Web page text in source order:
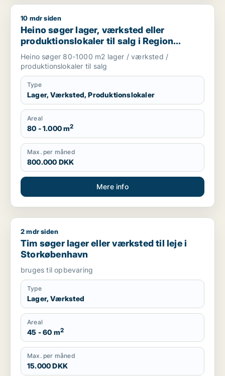
Heino søger lager, værksted eller produktionslokaler til salg
10 mdr siden
Heino søger lager, værksted eller
produktionslokaler til salg i Region
Sjælland
Heino søger 80-1000 m2 lager / værksted /
produktionslokaler til salg
Type
Lager, Værksted, Produktionslokaler
Areal
80 - 1.000 m2
Max. per måned
800.000 DKK
Mere info
Tim søger lager eller værksted til leje i Storkøbenhavn
2 mdr siden
Tim søger lager eller værksted til leje i
Storkøbenhavn
bruges til opbevaring
Type
Lager, Værksted
Areal
45 - 60 m2
Max. per måned
15.000 DKK